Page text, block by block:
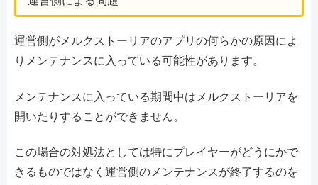
運営側がメルクストーリアのアプリの何らかの原因によ
りメンテナンスに入っている可能性があります。
メンテナンスに入っている期間中はメルクストーリアを
開いたりすることができません。
この場合の対処法としては特にプレイヤーがどうにかで
きるものではなく運営側のメンテナンスが終了するのを